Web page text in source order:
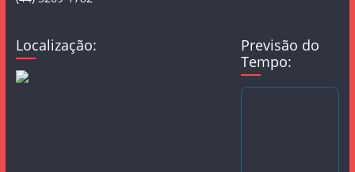
Localização:
Previsão do
Tempo: